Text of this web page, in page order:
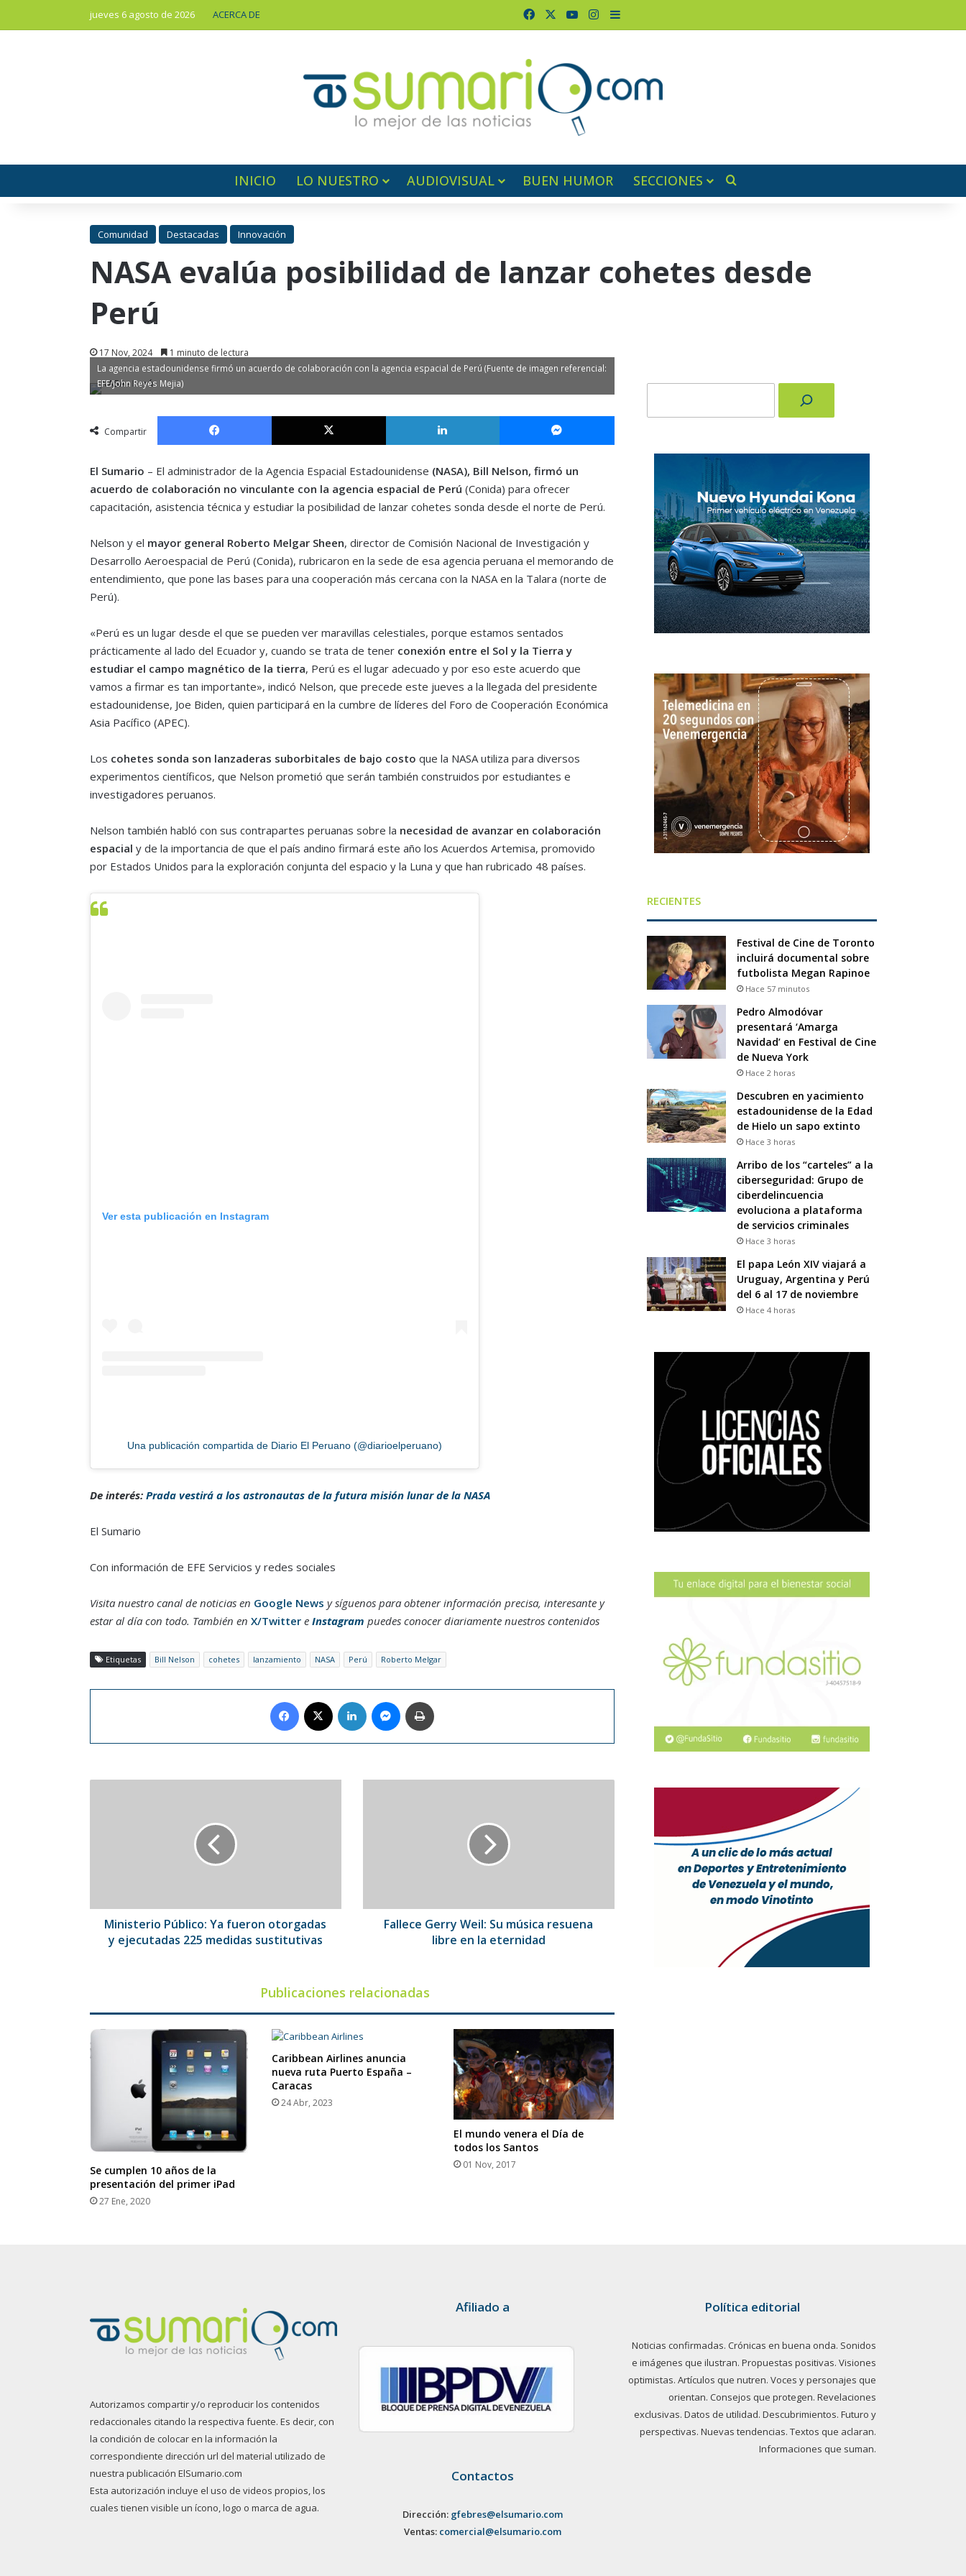
jueves 6 agosto de 2026 ACERCA DE FacebookYouTubeInstagram
Barra lateral
INICIO LO NUESTRO AUDIOVISUAL BUEN HUMOR SECCIONES
Comunidad Destacadas Innovación
NASA evalúa posibilidad de lanzar cohetes desde
Perú
17 Nov, 2024 1 minuto de lectura
La agencia estadounidense firmó un acuerdo de colaboración con la agencia espacial de Perú (Fuente de imagen referencial:
EFE/John Reyes Mejia)
Compartir
Facebook X LinkedIn Messenger
El Sumario – El administrador de la Agencia Espacial Estadounidense (NASA), Bill Nelson, firmó un
acuerdo de colaboración no vinculante con la agencia espacial de Perú (Conida) para ofrecer
capacitación, asistencia técnica y estudiar la posibilidad de lanzar cohetes sonda desde el norte de Perú.
Nelson y el mayor general Roberto Melgar Sheen, director de Comisión Nacional de Investigación y
Desarrollo Aeroespacial de Perú (Conida), rubricaron en la sede de esa agencia peruana el memorando de
entendimiento, que pone las bases para una cooperación más cercana con la NASA en la Talara (norte de
Perú).
«Perú es un lugar desde el que se pueden ver maravillas celestiales, porque estamos sentados
prácticamente al lado del Ecuador y, cuando se trata de tener conexión entre el Sol y la Tierra y
estudiar el campo magnético de la tierra, Perú es el lugar adecuado y por eso este acuerdo que
vamos a firmar es tan importante», indicó Nelson, que precede este jueves a la llegada del presidente
estadounidense, Joe Biden, quien participará en la cumbre de líderes del Foro de Cooperación Económica
Asia Pacífico (APEC).
Los cohetes sonda son lanzaderas suborbitales de bajo costo que la NASA utiliza para diversos
experimentos científicos, que Nelson prometió que serán también construidos por estudiantes e
investigadores peruanos.
Nelson también habló con sus contrapartes peruanas sobre la necesidad de avanzar en colaboración
espacial y de la importancia de que el país andino firmará este año los Acuerdos Artemisa, promovido
por Estados Unidos para la exploración conjunta del espacio y la Luna y que han rubricado 48 países.
Ver esta publicación en Instagram
Una publicación compartida de Diario El Peruano (@diarioelperuano)
De interés: Prada vestirá a los astronautas de la futura misión lunar de la NASA
El Sumario
Con información de EFE Servicios y redes sociales
Visita nuestro canal de noticias en Google News y síguenos para obtener información precisa, interesante y
estar al día con todo. También en X/Twittere Instagram puedes conocer diariamente nuestros contenidos
Etiquetas Bill Nelson cohetes lanzamiento NASA Perú Roberto Melgar
Facebook LinkedIn Messenger
medidas
sustitutivas
Ministerio Público: Ya fueron otorgadas
y ejecutadas 225 medidas sustitutivas
la
eternidad
Fallece Gerry Weil: Su música resuena
libre en la eternidad
Publicaciones relacionadas
Se cumplen 10 años de la
presentación del primer iPad
27 Ene, 2020
Caribbean Airlines anuncia
nueva ruta Puerto España –
Caracas
24 Abr, 2023
El mundo venera el Día de
todos los Santos
01 Nov, 2017
RECIENTES
Festival de Cine de Toronto
incluirá documental sobre
futbolista Megan Rapinoe
Hace 57 minutos
Pedro Almodóvar
presentará ‘Amarga
Navidad’ en Festival de Cine
de Nueva York
Hace 2 horas
Descubren en yacimiento
estadounidense de la Edad
de Hielo un sapo extinto
Hace 3 horas
Arribo de los “carteles” a la
ciberseguridad: Grupo de
ciberdelincuencia
evoluciona a plataforma
de servicios criminales
Hace 3 horas
El papa León XIV viajará a
Uruguay, Argentina y Perú
del 6 al 17 de noviembre
Hace 4 horas
Autorizamos compartir y/o reproducir los contenidos
redaccionales citando la respectiva fuente. Es decir, con
la condición de colocar en la información la
correspondiente dirección url del material utilizado de
nuestra publicación ElSumario.com
Esta autorización incluye el uso de videos propios, los
cuales tienen visible un ícono, logo o marca de agua.
Afiliado a
Contactos
Dirección: gfebres@elsumario.com
Ventas: comercial@elsumario.com
Política editorial
Noticias confirmadas. Crónicas en buena onda. Sonidos
e imágenes que ilustran. Propuestas positivas. Visiones
optimistas. Artículos que nutren. Voces y personajes que
orientan. Consejos que protegen. Revelaciones
exclusivas. Datos de utilidad. Descubrimientos. Futuro y
perspectivas. Nuevas tendencias. Textos que aclaran.
Informaciones que suman.